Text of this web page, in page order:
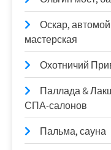
Оскар,
мастерская
Охотничий
Паллада &
СПА-салонов
Пальма, сауна